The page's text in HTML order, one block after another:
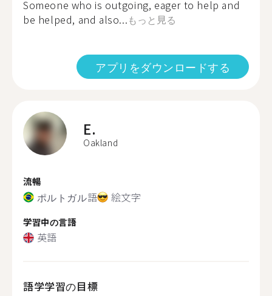
Someone who is outgoing, eager to help and
be helped, and also...もっと見る
アプリをダウンロードする
E.
Oakland
流暢
ポルトガル語 絵文字
学習中の言語
英語
語学学習の目標